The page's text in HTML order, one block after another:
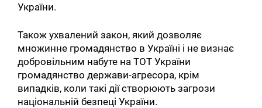
України.
Також ухвалений закон, який дозволяє
множинне громадянство в Україні і не визнає
добровільним набуте на ТОТ України
громадянство держави-агресора, крім
випадків, коли такі дії створюють загрози
національній безпеці України.